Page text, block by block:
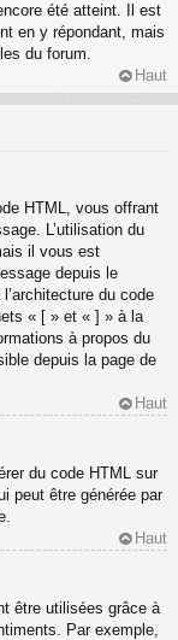
été atteint. Il est
en y répondant, mais
du forum.
Haut
HTML, vous offrant
L’utilisation du
il vous est
depuis le
du code
« [ » et « ] » à la
à propos du
depuis la page de
Haut
du code HTML sur
peut être générée par
Haut
être utilisées grâce à
Par exemple,